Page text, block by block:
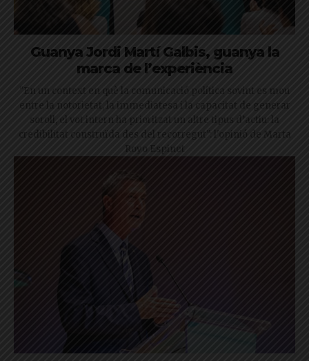
Guanya Jordi Martí Galbis, guanya la
marca de l’experiència
"En un context en què la comunicació política sovint es mou
entre la notorietat, la immediatesa i la capacitat de generar
soroll, el vot intern ha prioritzat un altre tipus d’actiu: la
credibilitat construïda des del recorregut": l'opinió de Marta
Royo Espinet